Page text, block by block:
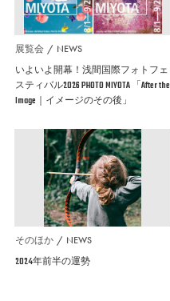
展覧会 NEWS
いよいよ開幕！浅間国際フォトフェ
スティバル2026 PHOTO MIYOTA 「After the
Image｜イメージのその後」
そのほか NEWS
2024年前半の運勢